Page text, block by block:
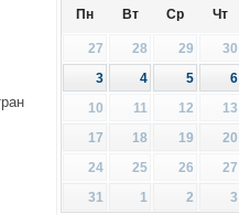
Пн Вт Ср Чт
27 28 29 30
3
4 5 6
10
11 12 13
17
18 19 20
24
25 26 27
31
1 2 3